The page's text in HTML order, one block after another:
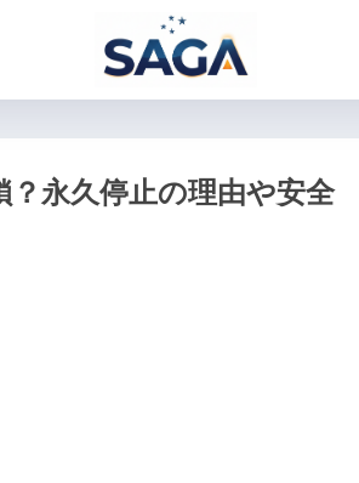
永久停止の理由や安全